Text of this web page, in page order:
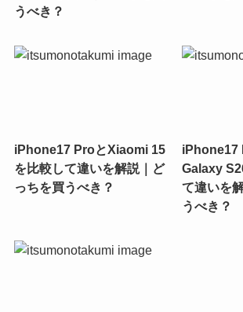
うべき？
iPhone17 ProとXiaomi 15
を比較して違いを解説｜ど
っちを買うべき？
iPhone17
Galaxy
て違いを
うべき？